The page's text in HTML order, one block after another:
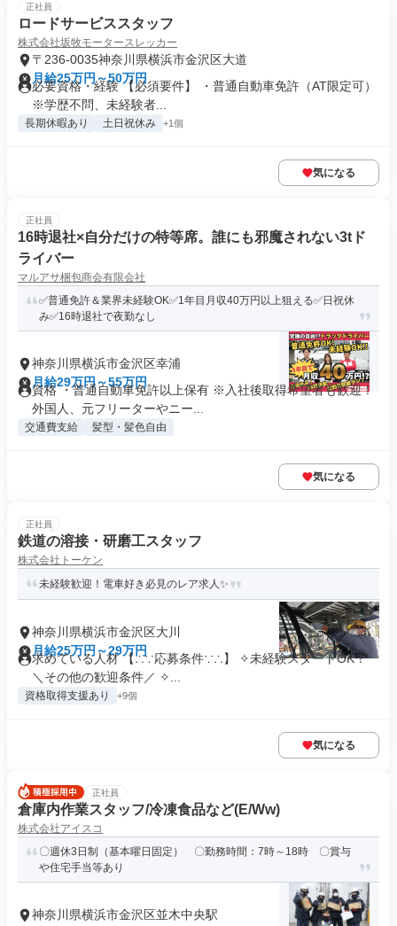
正社員
ロードサービススタッフ
株式会社坂牧モータースレッカー
〒236-0035神奈川県横浜市金沢区大道
月給25万円～50万円
必要資格・経験 【必須要件】 ・普通自動車免許（AT限定可）
※学歴不問、未経験者...
長期休暇あり 土日祝休み +1個
気になる
正社員
16時退社×自分だけの特等席。誰にも邪魔されない3tド
ライバー
マルアサ梱包商会有限会社
✅普通免許＆業界未経験OK✅1年目月収40万円以上狙える✅日祝休
み✅16時退社で夜勤なし
神奈川県横浜市金沢区幸浦
月給29万円～55万円
資格 ・普通自動車免許以上保有 ※入社後取得希望者も歓迎！
外国人、元フリーターやニー...
交通費支給 髪型・髪色自由
気になる
正社員
鉄道の溶接・研磨工スタッフ
株式会社トーケン
未経験歓迎！電車好き必見のレア求人✨
神奈川県横浜市金沢区大川
月給25万円～29万円
求めている人材 【∴∵応募条件∵∴】 ✧未経験スタートOK！
＼その他の歓迎条件／ ✧...
資格取得支援あり +9個
気になる
正社員
倉庫内作業スタッフ/冷凍食品など(E/Ww)
株式会社アイスコ
〇週休3日制（基本曜日固定） 〇勤務時間：7時～18時 〇賞与
や住宅手当等あり
神奈川県横浜市金沢区並木中央駅